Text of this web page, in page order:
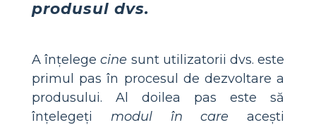
produsul dvs.
A înțelegecine sunt utilizatorii dvs. este
primul pas în procesul de dezvoltare a
produsului. Al doilea pas este să
înțelegeți modul în care acești